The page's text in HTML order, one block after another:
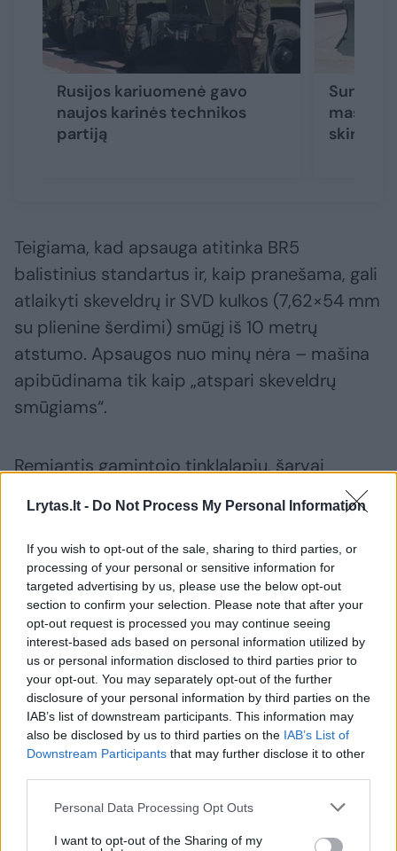
Lrytas.lt - Do Not Process My Personal Information
If you wish to opt-out of the sale, sharing to third parties, or
processing of your personal or sensitive information for
targeted advertising by us, please use the below opt-out
section to confirm your selection. Please note that after your
opt-out request is processed you may continue seeing
interest-based ads based on personal information utilized by
us or personal information disclosed to third parties prior to
your opt-out. You may separately opt-out of the further
disclosure of your personal information by third parties on the
IAB’s list of downstream participants. This information may
also be disclosed by us to third parties on the IAB’s List of
Downstream Participants that may further disclose it to other
Personal Data Processing Opt Outs
I want to opt-out of the Sharing of my
Rusijos kariuomenė gavo
naujos karinės technikos
partiją
mašiną
skirta
Teigiama, kad apsauga atitinka BR5
balistinius standartus ir, kaip pranešama, gali
atlaikyti skeveldrų ir SVD kulkos (7,62×54 mm
su plienine šerdimi) smūgį iš 10 metrų
atstumo. Apsaugos nuo minų nėra – mašina
apibūdinama tik kaip „atspari skeveldrų
smūgiams“.
Remiantis gamintojo tinklalapiu, šarvai
apsaugo nuo AK tipo šautuvų ar SVD tipo
šautuvų kulkų. Teigiama, kad 12,7 mm
sunkiojo kulkosvaidžio (pvz., DŠK) kulkos gali
prasiskverbti tik esant mažesniam nei 100 m
atstumui, o 14,5 mm KPVT sunkiojo
kulkosvaidžio kulkos – esant mažesniam nei
600 m atstumui. Ši formuluotė yra gana
techninė – šarvai gali būti nevisiškai
pramušti, tačiau vis tiek gali atsirasti vidinių
įtrūkimų, keliančių pavojų kabinoje esančiai
įgulai ir įrangai.